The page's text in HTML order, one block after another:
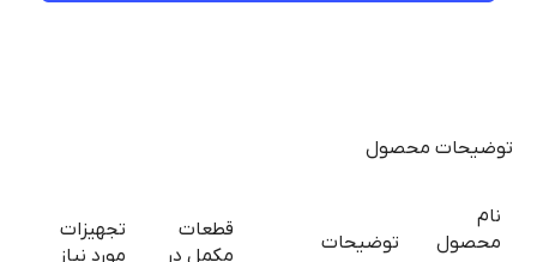
توضیحات محصول
نام
محصول
توضیحات
قطعات
مکمل در
تجهیزات
مورد نیاز